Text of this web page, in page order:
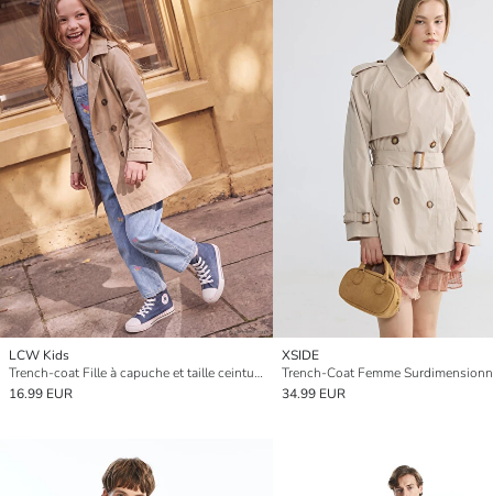
LCW Kids
Trench-coat Fille à capuche et taille ceinturée
16.99 EUR
XSIDE
34.99 EUR